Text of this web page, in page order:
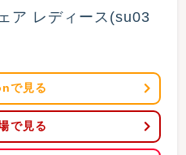
ア レディース(su03
で見る
で見る